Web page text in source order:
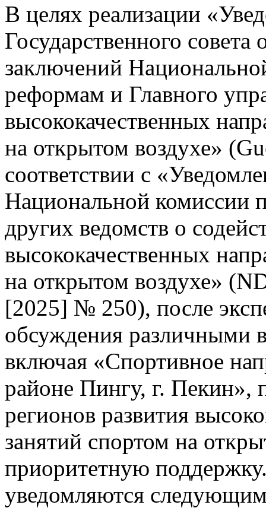
В целях реализации
Государственного
заключений
реформам и Главного
высококачественных
на открытом воздухе»
соответствии с
Национальной комиссии
других ведомств о
высококачественных
на открытом воздухе»
[2025] № 250), после
обсуждения различными
включая «Спортивное
районе Пингу, г. Пекин»,
регионов развития
занятий спортом на
приоритетную
уведомляются